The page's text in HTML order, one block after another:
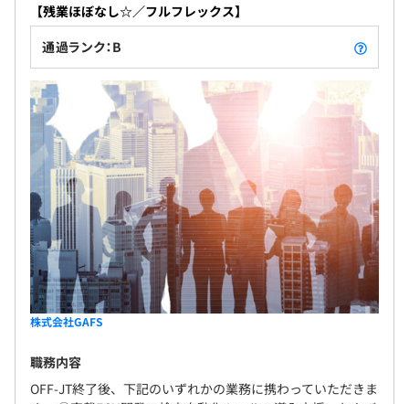
【残業ほぼなし☆／フルフレックス】
通過ランク：B
株式会社GAFS
職務内容
OFF-JT終了後、下記のいずれかの業務に携わっていただきま